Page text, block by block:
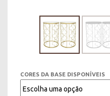
CORES DA BASE DISPONÍVEIS